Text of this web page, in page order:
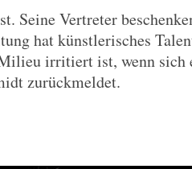
Seine Vertreter
hat künstlerisches
irritiert ist, wenn sich
zurückmeldet.